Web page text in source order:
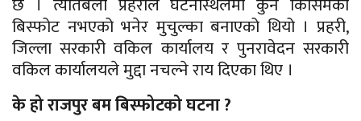
बिस्फोट नभएको भनेर मुचुल्का बनाएको थियो । प्रहरी,
जिल्ला सरकारी वकिल कार्यालय र पुनरावेदन सरकारी
वकिल कार्यालयले मुद्दा नचल्ने राय दिएका थिए ।
के हो राजपुर बम बिस्फोटको घटना ?